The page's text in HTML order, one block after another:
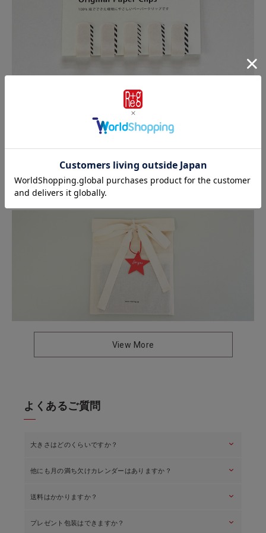
ギフトラッピングも承ります
布製のオリジナルバッグに入れて、星型タグをお付けします。ご注
文手続きで「有料ラッピング」をお選びください。
View More
よ く あるご質問
大きさはどのくらいですか？ keyboard_arrow_down
横170mm×縦130mm×奥行50mm（組立時）です。一般的な卓上
他にも月の満ち欠けカレンダーはありますか？ keyboard_arrow_down
はい、壁掛けタイプの「ミチル」「ミチルKira」「ミチル
毎月カラーが変わる「ミチル」はこちら ＞
送料はかかりますか？ keyboard_arrow_down
はい、ネコポスで全国一律￥385です。
プレゼント包装はできますか？ keyboard_arrow_down